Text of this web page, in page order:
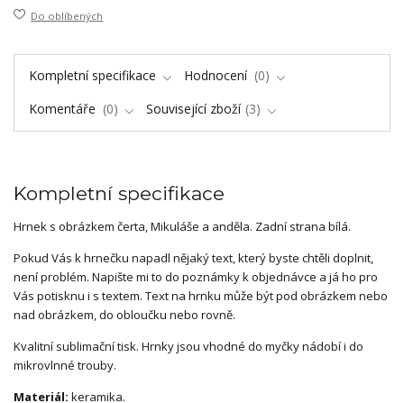
Do oblíbených
Kompletní specifikace Hodnocení
0
Komentáře
0 Související zboží 3
Kompletní specifikace
Hrnek s obrázkem čerta, Mikuláše a anděla. Zadní strana bílá.
Pokud Vás k hrnečku napadl nějaký text, který byste chtěli doplnit,
není problém. Napište mi to do poznámky k objednávce a já ho pro
Vás potisknu i s textem. Text na hrnku může být pod obrázkem nebo
nad obrázkem, do obloučku nebo rovně.
Kvalitní sublimační tisk. Hrnky jsou vhodné do myčky nádobí i do
mikrovlnné trouby.
Materiál: keramika.